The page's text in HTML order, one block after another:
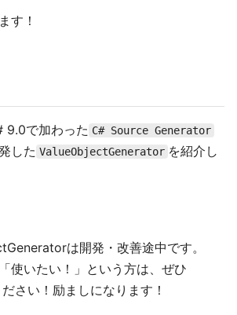
す！
9.0で加わった C# Source Generator
した ValueObjectGenerator を紹介し
は開発・改善途中です。
使いたい！」という方は、ぜひ
さい！励ましになります！